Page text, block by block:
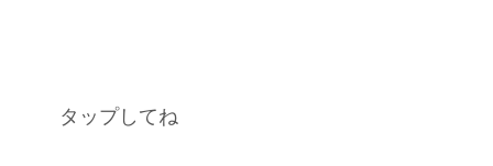
タップしてね